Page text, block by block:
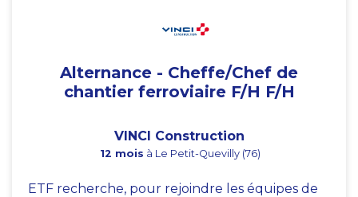
Alternance - Cheffe/Chef de
chantier ferroviaire F/H F/H
VINCI Construction
12 mois à Le Petit-Quevilly (76)
ETF recherche, pour rejoindre les équipes de